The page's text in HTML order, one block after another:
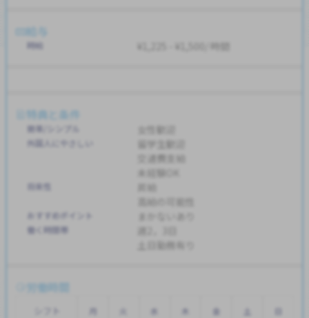
給与
時給 ¥1,225 - ¥1,500/ 時間
特典と条件
簡単/シンプル 女性歓迎
外国人にやさしい
留学生歓迎
交通費支給
未経験OK
将来性
昇給
高給の可能性
おすすめポイント まかないあり
働く時間帯
土日勤務有り
労働時間
月 水 木 金 土